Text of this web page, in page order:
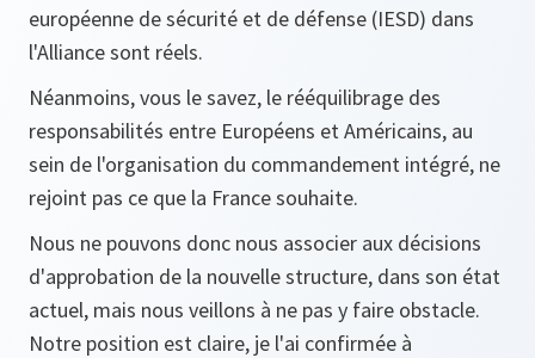
européenne de sécurité et de défense (IESD) dans
l'Alliance sont réels.
Néanmoins, vous le savez, le rééquilibrage des
responsabilités entre Européens et Américains, au
sein de l'organisation du commandement intégré, ne
rejoint pas ce que la France souhaite.
Nous ne pouvons donc nous associer aux décisions
d'approbation de la nouvelle structure, dans son état
actuel, mais nous veillons à ne pas y faire obstacle.
Notre position est claire, je l'ai confirmée à